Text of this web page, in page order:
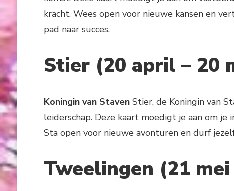
kracht. Wees open voor nieuwe kansen en
pad naar succes.
Stier (20 april – 20
Koningin van StavenStier, de Koningin van
leiderschap. Deze kaart moedigt je aan om
Sta open voor nieuwe avonturen en durf
Tweelingen (21